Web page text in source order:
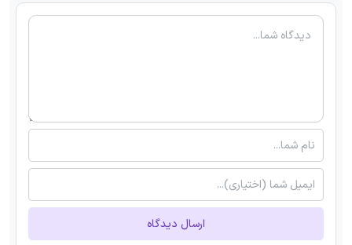
ارسال دیدگاه